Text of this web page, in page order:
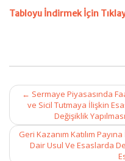
Tabloyu İndirmek İçin
Post
navigation
← Sermaye Piyasasında
ve Sicil Tutmaya İlişkin
Değişiklik
Geri Kazanım Katılım
Dair Usul Ve Esaslarda